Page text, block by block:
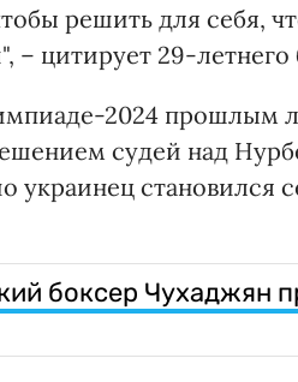
решить для себя,
– цитирует 29-летнего
2024 прошлым
судей над
украинец становился
боксер Чухаджян